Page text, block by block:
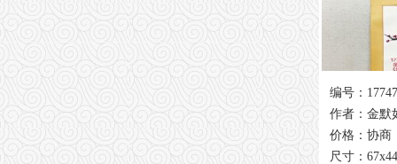
编号：
作者：金默
价格：协商
尺寸：67x44